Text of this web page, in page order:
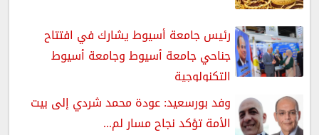
رئيس جامعة أسيوط يشارك في افتتاح
جناحي جامعة أسيوط وجامعة أسيوط
التكنولوجية
وفد بورسعيد: عودة محمد شردي إلى بيت
الأمة تؤكد نجاح مسار لم...